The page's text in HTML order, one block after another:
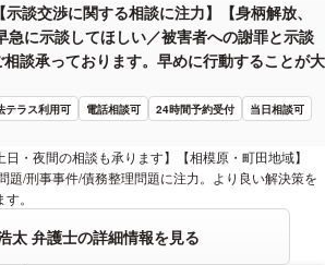
示談交渉に関する相談に注力】【身柄解放、
急に示談してほしい／被害者への謝罪と示談
談承っております。早めに行動することが大
テラス利用可 電話相談可 24時間予約受付
当日相談可
日・夜間の相談も承ります】【相模原・町田地域】
題/刑事事件/債務整理問題に注力。より良い解決策を
。
太 弁護士の詳細情報を見る